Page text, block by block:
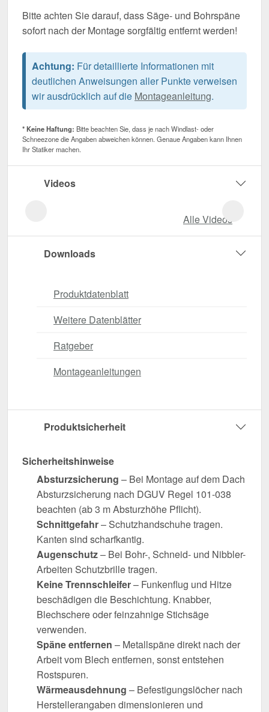
Bitte achten Sie darauf, dass Säge- und Bohrspäne
sofort nach der Montage sorgfältig entfernt werden!
Achtung: Für detaillierte Informationen mit
deutlichen Anweisungen aller Punkte verweisen
wir ausdrücklich auf die Montageanleitung.
* Keine Haftung: Bitte beachten Sie, dass je nach Windlast- oder
Schneezone die Angaben abweichen können. Genaue Angaben kann Ihnen
Ihr Statiker machen.
Videos
Alle Videos
Downloads
Produktdatenblatt
Weitere Datenblätter
Ratgeber
Montageanleitungen
Produktsicherheit
Sicherheitshinweise
Absturzsicherung – Bei Montage auf dem Dach
Absturzsicherung nach DGUV Regel 101-038
beachten (ab 3 m Absturzhöhe Pflicht).
Schnittgefahr– Schutzhandschuhe tragen.
Kanten sind scharfkantig.
Augenschutz– Bei Bohr-, Schneid- und Nibbler-
Arbeiten Schutzbrille tragen.
Keine Trennschleifer– Funkenflug und Hitze
beschädigen die Beschichtung. Knabber,
Blechschere oder feinzahnige Stichsäge
verwenden.
Späne entfernen – Metallspäne direkt nach der
Arbeit vom Blech entfernen, sonst entstehen
Rostspuren.
Wärmeausdehnung – Befestigungslöcher nach
Herstellerangaben dimensionieren und